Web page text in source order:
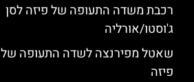
רכבת משדה התעופה של פיזה לסן
ג'וסטו/אורליה
שאטל מפירנצה לשדה התעופה של
פיזה